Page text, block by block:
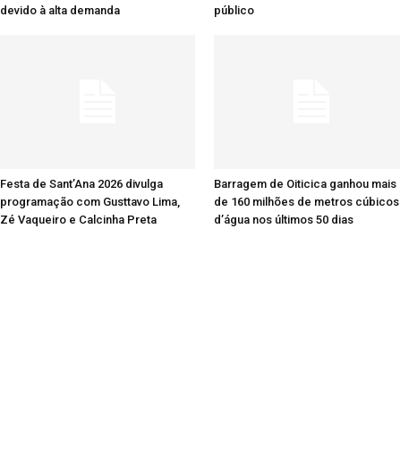
devido à alta demanda
público
Festa de Sant’Ana 2026 divulga
programação com Gusttavo Lima,
Zé Vaqueiro e Calcinha Preta
Barragem de Oiticica ganhou mais
de 160 milhões de metros cúbicos
d’água nos últimos 50 dias